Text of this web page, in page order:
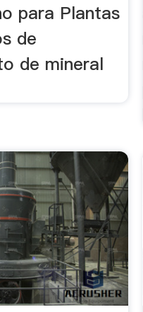
para Plantas
de
de mineral